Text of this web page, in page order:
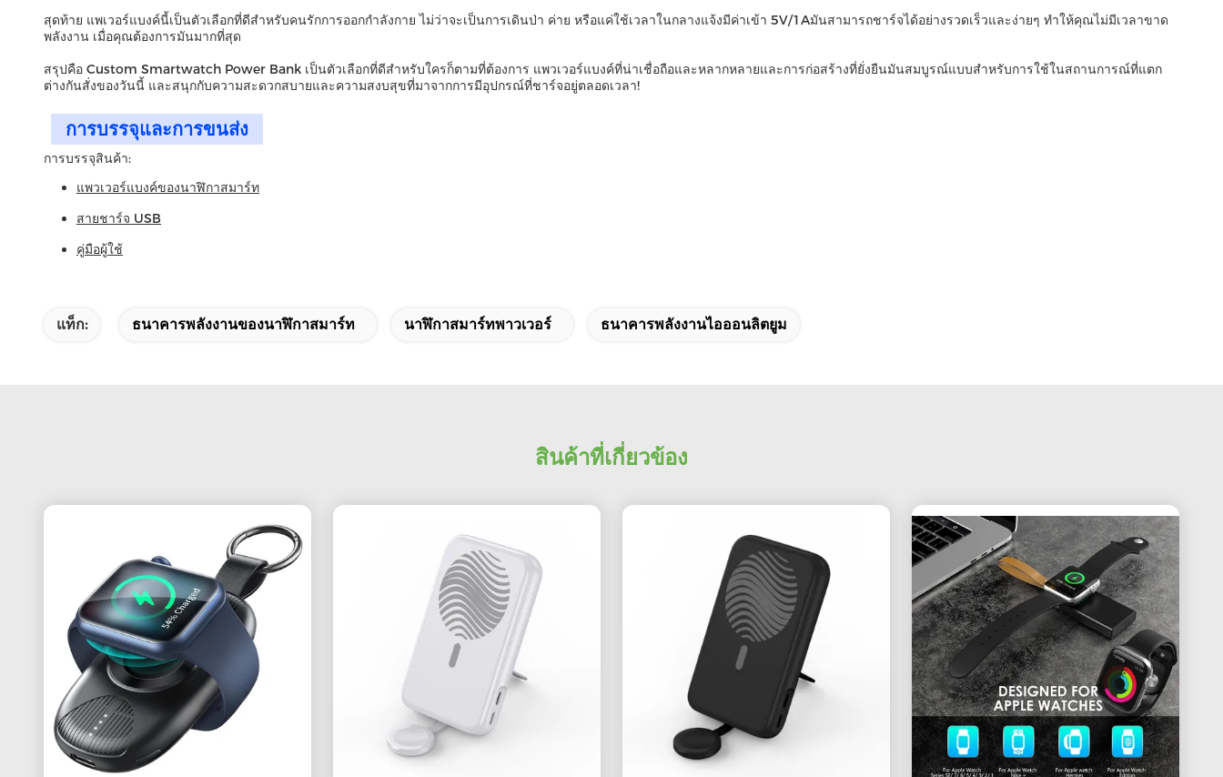
สุดท้าย แพเวอร์แบงค์นี้เป็นตัวเลือกที่ดีสําหรับคนรักการออกกําลังกาย ไม่ว่าจะเป็นการเดินป่า ค่าย หรือแค่ใช้เวลาในกลางแจ้งมีค่าเข้า 5V/1Aมันสามารถชาร์จได้อย่างรวดเร็วและง่ายๆ ทําให้คุณไม่มีเวลาขาด
พลังงาน เมื่อคุณต้องการมันมากที่สุด
สรุปคือ Custom Smartwatch Power Bank เป็นตัวเลือกที่ดีสําหรับใครก็ตามที่ต้องการ แพวเวอร์แบงค์ที่น่าเชื่อถือและหลากหลายและการก่อสร้างที่ยั่งยืนมันสมบูรณ์แบบสําหรับการใช้ในสถานการณ์ที่แตก
ต่างกันสั่งของวันนี้ และสนุกกับความสะดวกสบายและความสงบสุขที่มาจากการมีอุปกรณ์ที่ชาร์จอยู่ตลอดเวลา!
การบรรจุและการขนส่ง
การบรรจุสินค้า:
แพวเวอร์แบงค์ของนาฬิกาสมาร์ท
สายชาร์จ USB
คู่มือผู้ใช้
แท็ก: ธนาคารพลังงานของนาฬิกาสมาร์ท นาฬิกาสมาร์ทพาวเวอร์ ธนาคารพลังงานไอออนลิตยูม
สินค้าที่เกี่ยวข้อง